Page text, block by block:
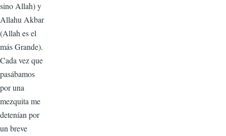
sino Allah) y
Allahu Akbar
(Allah es el
más Grande).
Cada vez que
pasábamos
por una
mezquita me
detenían por
un breve